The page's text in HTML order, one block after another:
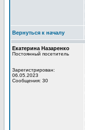
Вернуться к началу
Екатерина Назаренко
Постоянный посетитель
Зарегистрирован:
06.05.2023
Сообщения: 30